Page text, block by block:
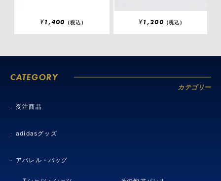
¥1,400 (税込) ¥1,200 (税込)
CATEGORY
カテゴリー
受注商品
adidasグッズ
アパレル・バッグ